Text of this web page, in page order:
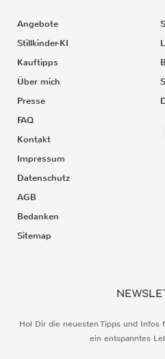
Angebote
Stillkinder-KI
Kauftipps
Über mich
Presse
FAQ
Kontakt
Impressum
Datenschutz
AGB
Bedanken
Sitemap
Hol Dir die neuesten Tipps und
ein entspanntes